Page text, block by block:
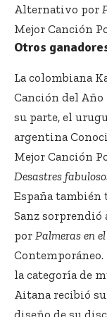
Alternativo por
Mejor Canción
Otros
La colombiana
Canción del Año
su parte, el
argentina
Mejor Canción
Desastres
España también
Sanz sorprendió
por Palmeras en
la categoría de
Aitana recibió